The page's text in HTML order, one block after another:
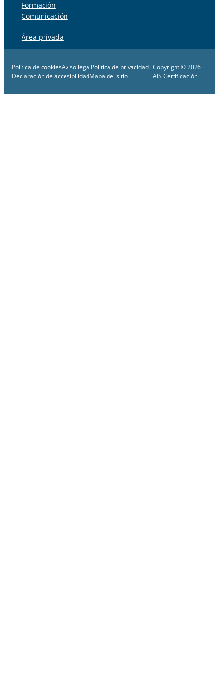
Formación
Comunicación
Área privada
Política de cookiesAviso legalPolítica de privacidad
Declaración de accesibilidadMapa del sitio
Copyright © 2026 ·
AIS Certificación